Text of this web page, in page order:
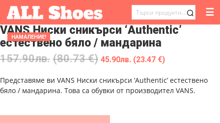
ТЪРСЕНЕ
ЗА:
☰
НАМАЛЕНИЕ!
VANS Ниски сникърси ‘Authentic’
естествено бяло / мандарина
157.90лв. (80.73 €) 45.90лв. (23.47 €)
Представяме ви VANS Ниски сникърси ‘Authentic’ естествено
бяло / мандарина. Това са обувки от производител VANS.